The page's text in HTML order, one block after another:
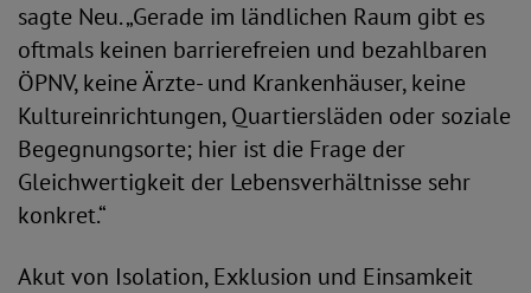
sagte Neu. „Gerade im ländlichen Raum gibt es
oftmals keinen barrierefreien und bezahlbaren
ÖPNV, keine Ärzte- und Krankenhäuser, keine
Kultureinrichtungen, Quartiersläden oder soziale
Begegnungsorte; hier ist die Frage der
Gleichwertigkeit der Lebensverhältnisse sehr
konkret.“
Akut von Isolation, Exklusion und Einsamkeit